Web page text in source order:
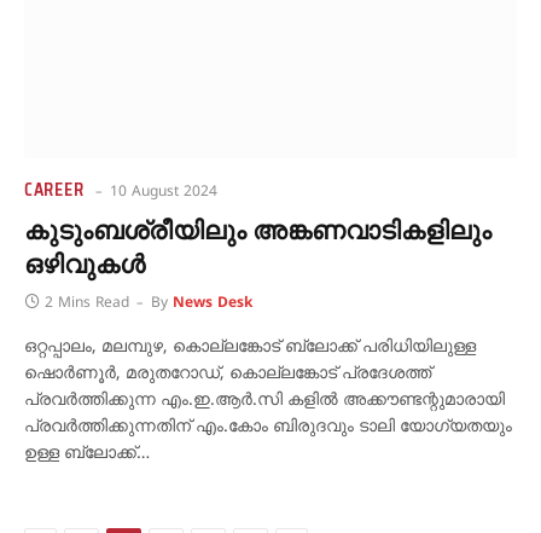
CAREER 10 August 2024
കുടുംബശ്രീയിലും അങ്കണവാടികളിലും
ഒഴിവുകൾ
2 Mins Read By News Desk
ഒറ്റപ്പാലം, മലമ്പുഴ, കൊല്ലങ്കോട് ബ്ലോക്ക് പരിധിയിലുള്ള
ഷൊര്‍ണൂര്‍, മരുതറോഡ്, കൊല്ലങ്കോട് പ്രദേശത്ത്
പ്രവര്‍ത്തിക്കുന്ന എം.ഇ.ആര്‍.സി കളില്‍ അക്കൗണ്ടന്റുമാരായി
പ്രവര്‍ത്തിക്കുന്നതിന് എം.കോം ബിരുദവും ടാലി യോഗ്യതയും
ഉള്ള ബ്ലോക്ക്…